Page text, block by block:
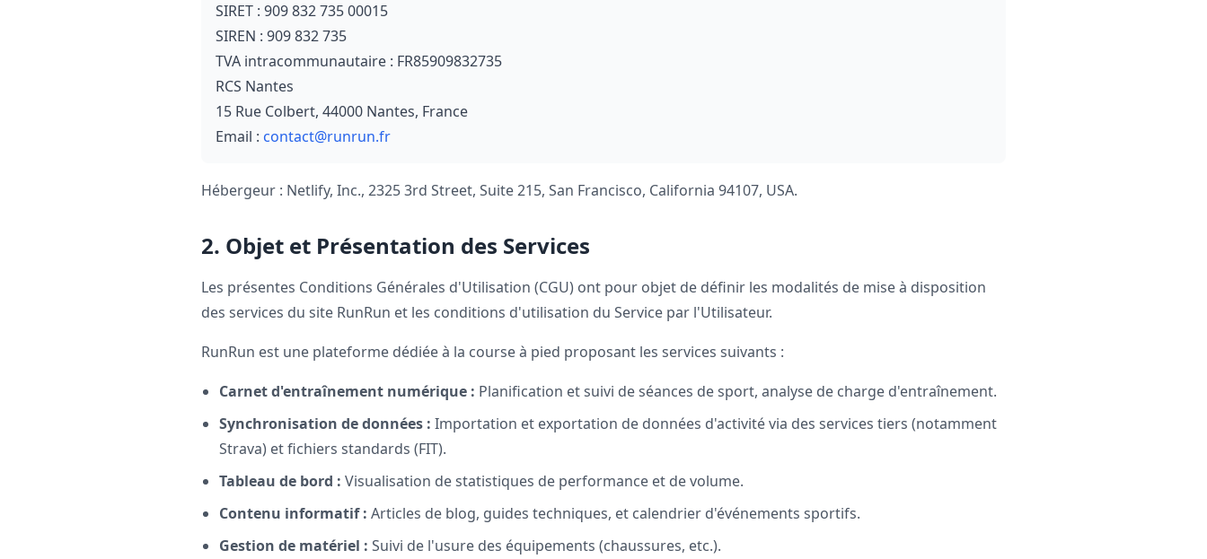
SIRET : 909 832 735 00015
SIREN : 909 832 735
TVA intracommunautaire : FR85909832735
RCS Nantes
15 Rue Colbert, 44000 Nantes, France
Email : contact@runrun.fr
Hébergeur : Netlify, Inc., 2325 3rd Street, Suite 215, San Francisco, California 94107, USA.
2. Objet et Présentation des Services
Les présentes Conditions Générales d'Utilisation (CGU) ont pour objet de définir les modalités de mise à disposition
des services du site RunRun et les conditions d'utilisation du Service par l'Utilisateur.
RunRun est une plateforme dédiée à la course à pied proposant les services suivants :
Carnet d'entraînement numérique : Planification et suivi de séances de sport, analyse de charge d'entraînement.
Synchronisation de données : Importation et exportation de données d'activité via des services tiers (notamment
Strava) et fichiers standards (FIT).
Tableau de bord : Visualisation de statistiques de performance et de volume.
Contenu informatif : Articles de blog, guides techniques, et calendrier d'événements sportifs.
Gestion de matériel : Suivi de l'usure des équipements (chaussures, etc.).